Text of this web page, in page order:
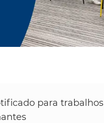
para trabalhos